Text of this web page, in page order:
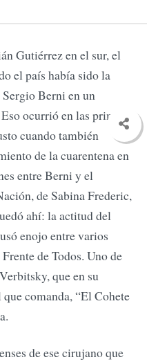
Gutiérrez en el sur, el
el país había sido la
Berni en un
ocurrió en las primeras
cuando también
de la cuarentena en
entre Berni y el
de Sabina Frederic,
ahí: la actitud del
enojo entre varios
de Todos. Uno de
que en su
comanda, “El Cohete
de ese cirujano que